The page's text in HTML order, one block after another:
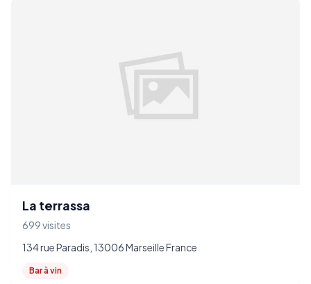
La terrassa
699 visites
134 rue Paradis, 13006 Marseille France
Bar à vin